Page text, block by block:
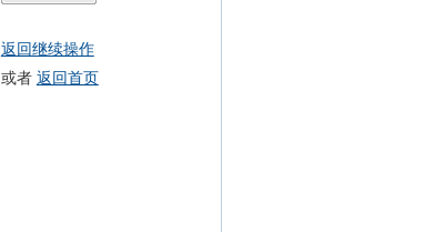
返回继续操作
或者 返回首页